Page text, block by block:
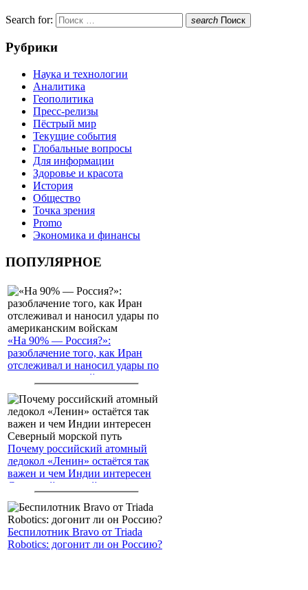
Search for: search Поиск
Рубрики
Наука и технологии
Аналитика
Геополитика
Пресс-релизы
Пёстрый мир
Текущие события
Глобальные вопросы
Для информации
Здоровье и красота
История
Общество
Точка зрения
Promo
Экономика и финансы
ПОПУЛЯРНОЕ
«На 90% — Россия?»:
разоблачение того, как Иран
отслеживал и наносил удары по
американским войскам
Почему российский атомный
ледокол «Ленин» остаётся так
важен и чем Индии интересен
Северный морской путь
Беспилотник Bravo от Triada
Robotics: догонит ли он Россию?